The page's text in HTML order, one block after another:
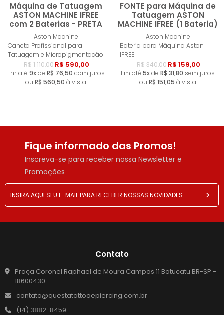
Máquina de Tatuagem
ASTON MACHINE IFREE
com 2 Baterias - PRETA
Aston Machine
Caneta Profissional para
Tatuagem e Micropigmentação
R$ 1.110,00 R$ 590,00
Em até 9xde R$ 76,50 com juros
ou R$ 560,50 à vista
Esgotado
FONTE para Máquina de
Tatuagem ASTON
MACHINE IFREE (1 Bateria)
Aston Machine
Bateria para Máquina Aston
IFREE
R$ 340,00 R$ 159,00
Em até 5xde R$ 31,80 sem juros
ou R$ 151,05 à vista
Fique informado das Promos!
Inscreva-se para receber nossa Newsletter e
Promoções
Contato
Praça Coronel Raphael de Moura Campos 11 Botucatu BR-SP -
18600430
contato@questatattooepiercing.com.br
(14) 3882-8459